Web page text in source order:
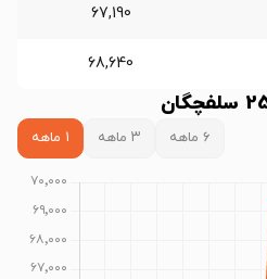
67,190
68,640
۶ ماهه ۳ ماهه ۱ ماهه